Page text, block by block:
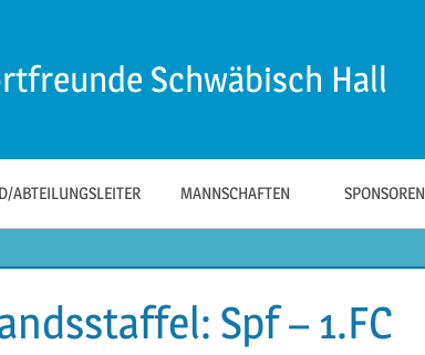
Schwäbisch Hall
ABTEILUNGSLEITER MANNSCHAFTEN SPONSOREN
Spf – 1.FC